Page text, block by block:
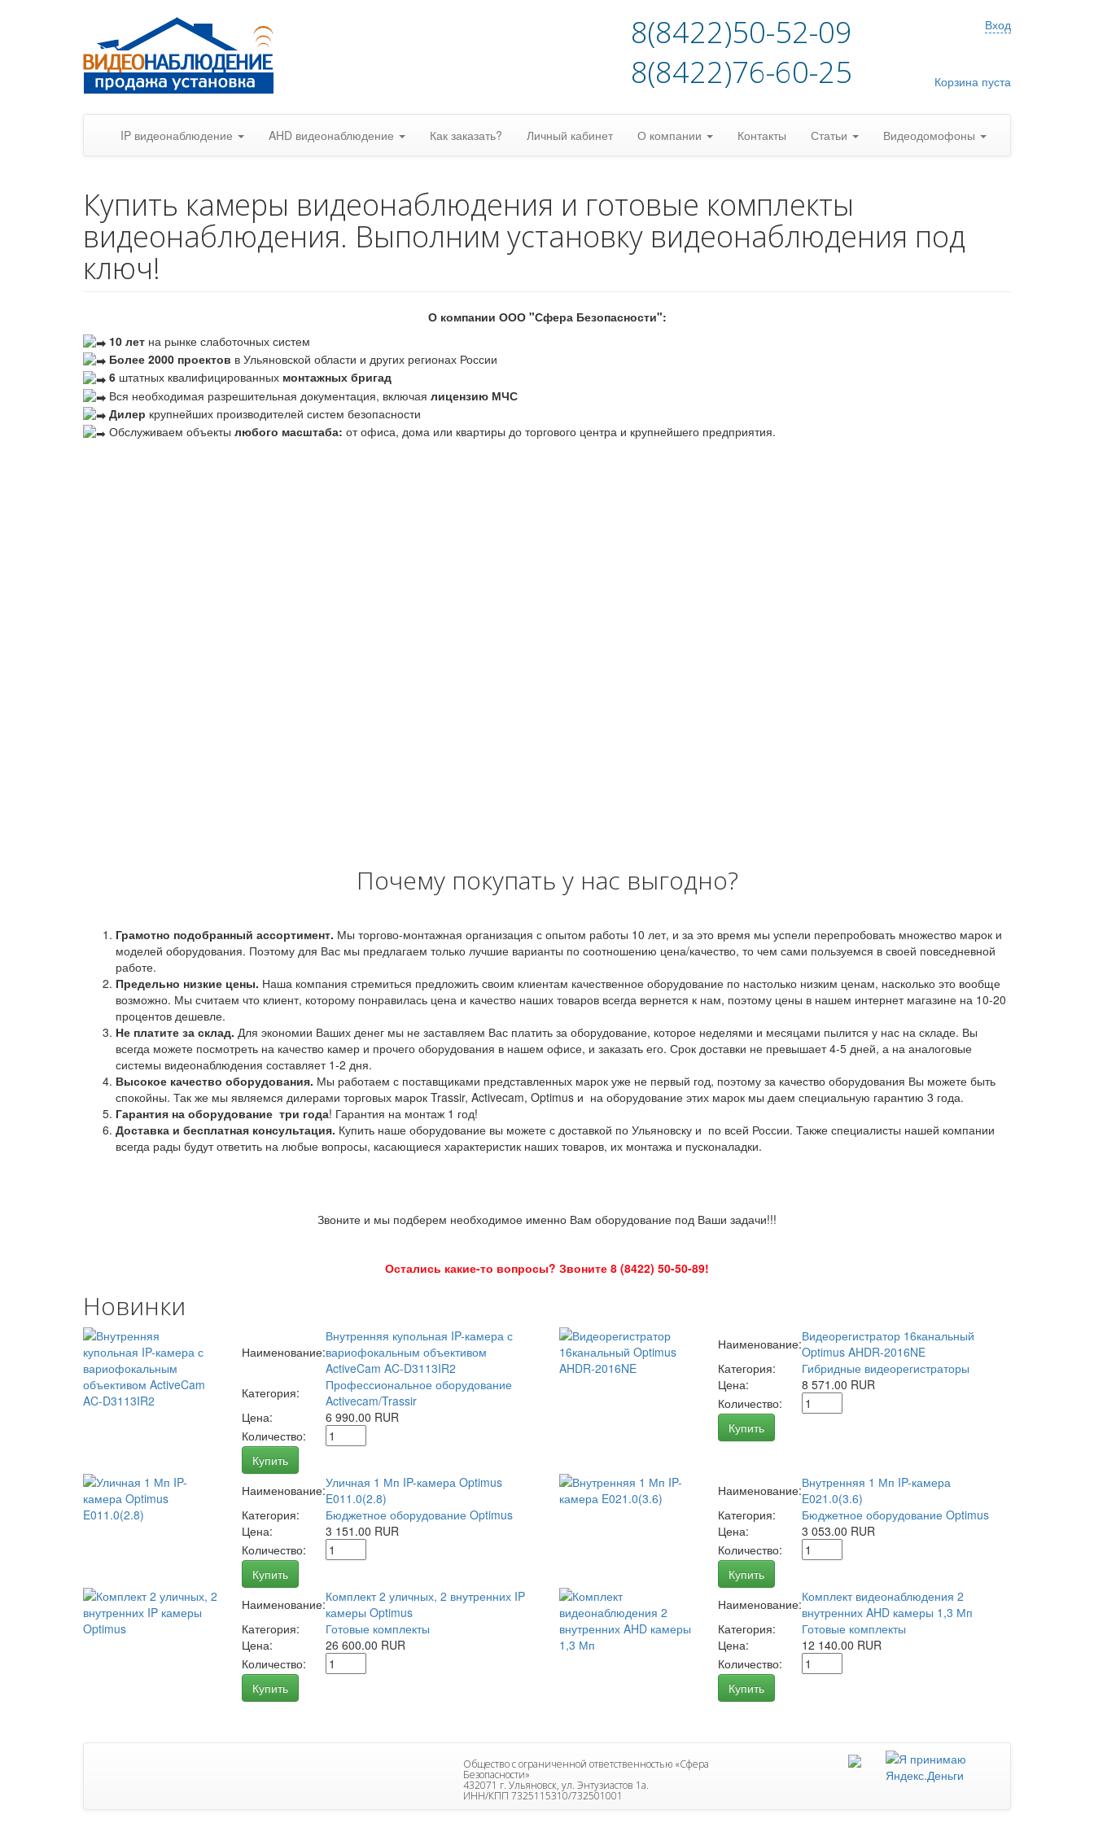
8(8422)50-52-09
8(8422)76-60-25
Вход
Корзина пуста
IP видеонаблюдение AHD видеонаблюдение Как заказать? Личный кабинет О компании Контакты Статьи Видеодомофоны
Купить камеры видеонаблюдения и готовые комплекты
видеонаблюдения. Выполним установку видеонаблюдения под
ключ!
О компании ООО "Сфера Безопасности":
10 лет на рынке слаботочных систем
Более 2000 проектов в Ульяновской области и других регионах России
6 штатных квалифицированных монтажных бригад
Вся необходимая разрешительная документация, включая лицензию МЧС
Дилер крупнейших производителей систем безопасности
Обслуживаем объекты любого масштаба: от офиса, дома или квартиры до торгового центра и крупнейшего предприятия.
Почему покупать у нас выгодно?
Грамотно подобранный ассортимент. Мы торгово-монтажная организация с опытом работы 10 лет, и за это время мы успели перепробовать множество марок и
моделей оборудования. Поэтому для Вас мы предлагаем только лучшие варианты по соотношению цена/качество, то чем сами пользуемся в своей повседневной
работе.
Предельно низкие цены. Наша компания стремиться предложить своим клиентам качественное оборудование по настолько низким ценам, насколько это вообще
возможно. Мы считаем что клиент, которому понравилась цена и качество наших товаров всегда вернется к нам, поэтому цены в нашем интернет магазине на 10-20
процентов дешевле.
Не платите за склад. Для экономии Ваших денег мы не заставляем Вас платить за оборудование, которое неделями и месяцами пылится у нас на складе. Вы
всегда можете посмотреть на качество камер и прочего оборудования в нашем офисе, и заказать его. Срок доставки не превышает 4-5 дней, а на аналоговые
системы видеонаблюдения составляет 1-2 дня.
Высокое качество оборудования. Мы работаем с поставщиками представленных марок уже не первый год, поэтому за качество оборудования Вы можете быть
спокойны. Так же мы являемся дилерами торговых марок Trassir, Activecam, Optimus и на оборудование этих марок мы даем специальную гарантию 3 года.
Гарантия на оборудование три года! Гарантия на монтаж 1 год!
Доставка и бесплатная консультация. Купить наше оборудование вы можете с доставкой по Ульяновску и по всей России. Также специалисты нашей компании
всегда рады будут ответить на любые вопросы, касающиеся характеристик наших товаров, их монтажа и пусконаладки.
Звоните и мы подберем необходимое именно Вам оборудование под Ваши задачи!!!
Остались какие-то вопросы? Звоните 8 (8422) 50-50-89!
Новинки
Наименование:
Внутренняя купольная IP-камера с
вариофокальным объективом
ActiveCam AC-D3113IR2
Категория:
Профессиональное оборудование
Activecam/Trassir
Цена:
6 990.00 RUR
Количество:
Купить
Наименование:Видеорегистратор 16канальный
Optimus AHDR-2016NE
Категория:
Гибридные видеорегистраторы
Цена:
8 571.00 RUR
Количество:
Купить
Наименование:Уличная 1 Мп IP-камера Optimus
E011.0(2.8)
Категория:
Бюджетное оборудование Optimus
Цена:
3 151.00 RUR
Количество:
Купить
Наименование:Внутренняя 1 Мп IP-камера
E021.0(3.6)
Категория:
Бюджетное оборудование Optimus
Цена:
3 053.00 RUR
Количество:
Купить
Наименование:Комплект 2 уличных, 2 внутренних IP
камеры Optimus
Категория:
Готовые комплекты
Цена:
26 600.00 RUR
Количество:
Купить
Наименование:Комплект видеонаблюдения 2
внутренних AHD камеры 1,3 Мп
Категория:
Готовые комплекты
Цена:
12 140.00 RUR
Количество:
Купить
Общество с ограниченной ответственностью «Сфера
Безопасности»
432071 г. Ульяновск, ул. Энтузиастов 1а.
ИНН/КПП 7325115310/732501001